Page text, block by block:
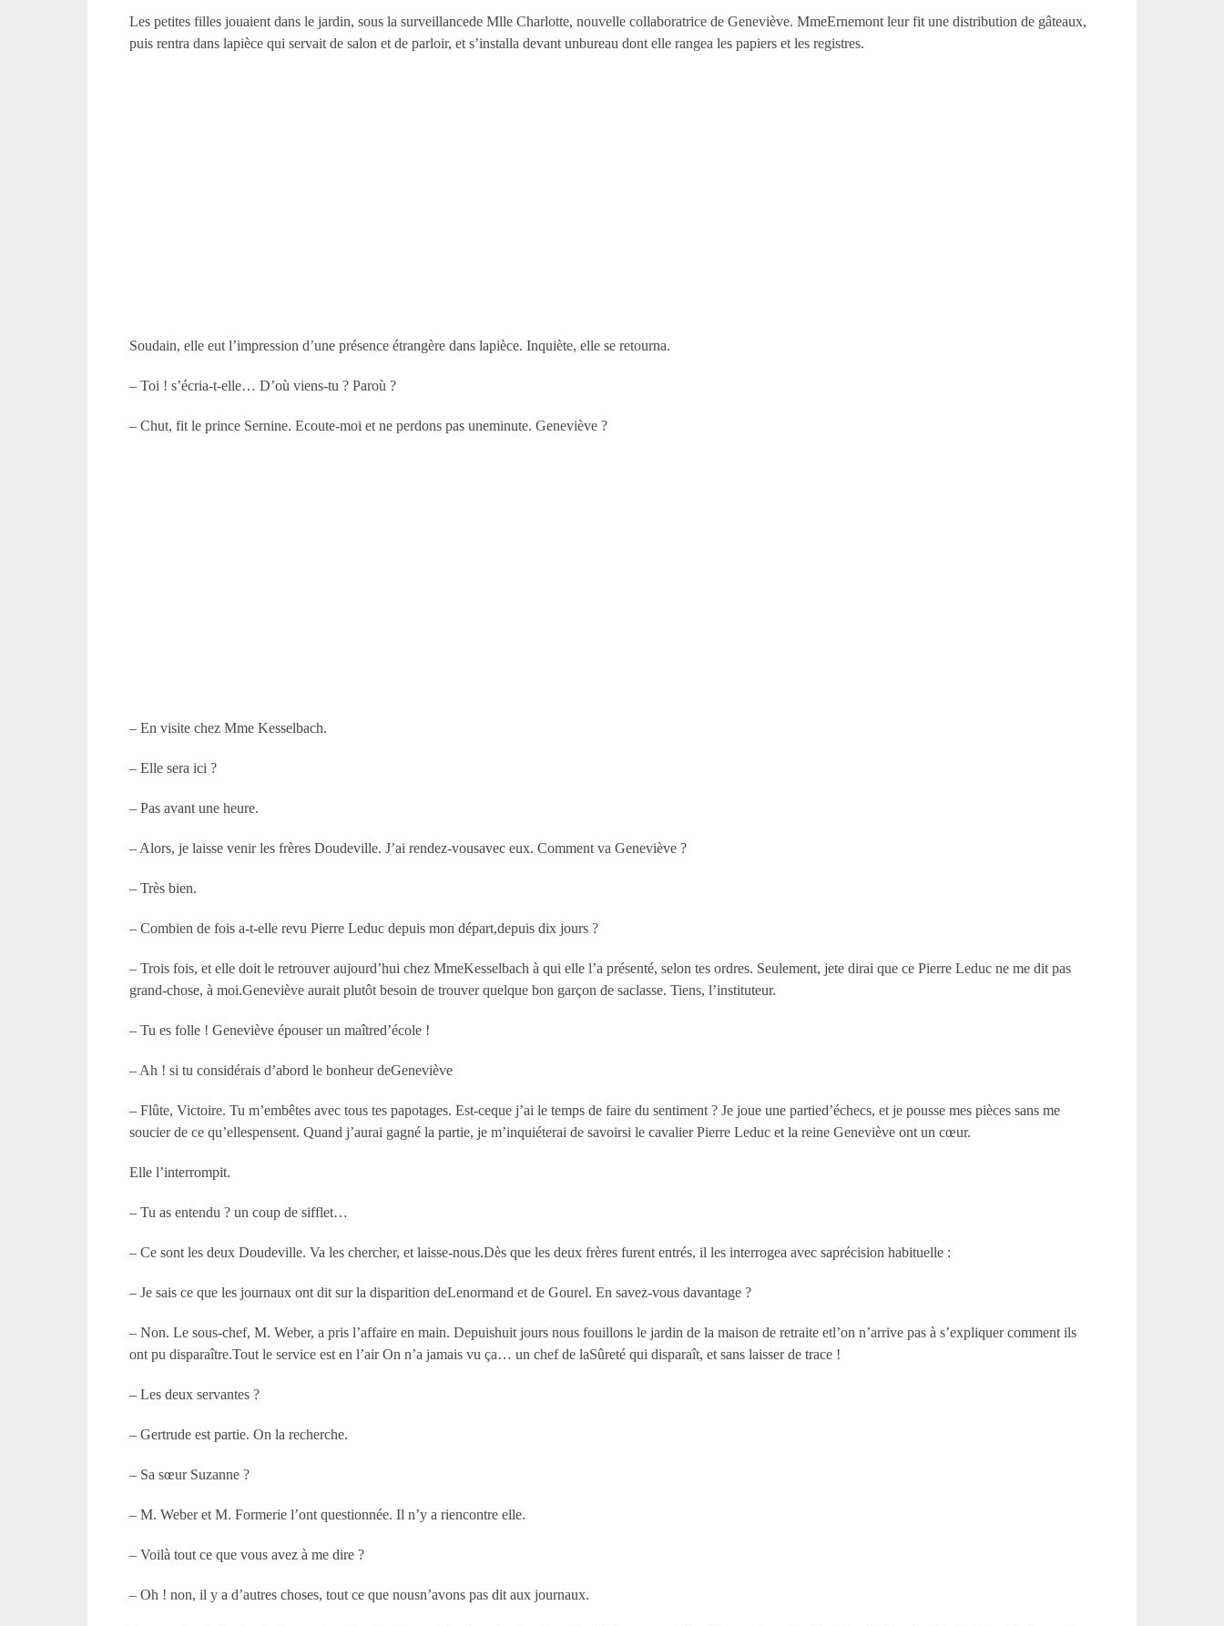
Les petites filles jouaient dans le jardin, sous la surveillancede Mlle Charlotte, nouvelle collaboratrice de Geneviève. MmeErnemont leur fit une distribution de gâteaux,
puis rentra dans lapièce qui servait de salon et de parloir, et s’installa devant unbureau dont elle rangea les papiers et les registres.
Soudain, elle eut l’impression d’une présence étrangère dans lapièce. Inquiète, elle se retourna.
– Toi ! s’écria-t-elle… D’où viens-tu ? Paroù ?
– Chut, fit le prince Sernine. Ecoute-moi et ne perdons pas uneminute. Geneviève ?
– En visite chez Mme Kesselbach.
– Elle sera ici ?
– Pas avant une heure.
– Alors, je laisse venir les frères Doudeville. J’ai rendez-vousavec eux. Comment va Geneviève ?
– Très bien.
– Combien de fois a-t-elle revu Pierre Leduc depuis mon départ,depuis dix jours ?
– Trois fois, et elle doit le retrouver aujourd’hui chez MmeKesselbach à qui elle l’a présenté, selon tes ordres. Seulement, jete dirai que ce Pierre Leduc ne me dit pas
grand-chose, à moi.Geneviève aurait plutôt besoin de trouver quelque bon garçon de saclasse. Tiens, l’instituteur.
– Tu es folle ! Geneviève épouser un maîtred’école !
– Ah ! si tu considérais d’abord le bonheur deGeneviève
– Flûte, Victoire. Tu m’embêtes avec tous tes papotages. Est-ceque j’ai le temps de faire du sentiment ? Je joue une partied’échecs, et je pousse mes pièces sans me
soucier de ce qu’ellespensent. Quand j’aurai gagné la partie, je m’inquiéterai de savoirsi le cavalier Pierre Leduc et la reine Geneviève ont un cœur.
Elle l’interrompit.
– Tu as entendu ? un coup de sifflet…
– Ce sont les deux Doudeville. Va les chercher, et laisse-nous.Dès que les deux frères furent entrés, il les interrogea avec saprécision habituelle :
– Je sais ce que les journaux ont dit sur la disparition deLenormand et de Gourel. En savez-vous davantage ?
– Non. Le sous-chef, M. Weber, a pris l’affaire en main. Depuishuit jours nous fouillons le jardin de la maison de retraite etl’on n’arrive pas à s’expliquer comment ils
ont pu disparaître.Tout le service est en l’air On n’a jamais vu ça… un chef de laSûreté qui disparaît, et sans laisser de trace !
– Les deux servantes ?
– Gertrude est partie. On la recherche.
– Sa sœur Suzanne ?
– M. Weber et M. Formerie l’ont questionnée. Il n’y a riencontre elle.
– Voilà tout ce que vous avez à me dire ?
– Oh ! non, il y a d’autres choses, tout ce que nousn’avons pas dit aux journaux.